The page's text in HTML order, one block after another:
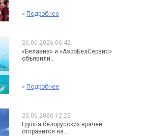
» Подробнее
26.06.2026 06:42
«Белавиа» и «АэроБелСервис»
объявили...
» Подробнее
23.06.2026 12:22
Группа белорусских врачей
отправится на...